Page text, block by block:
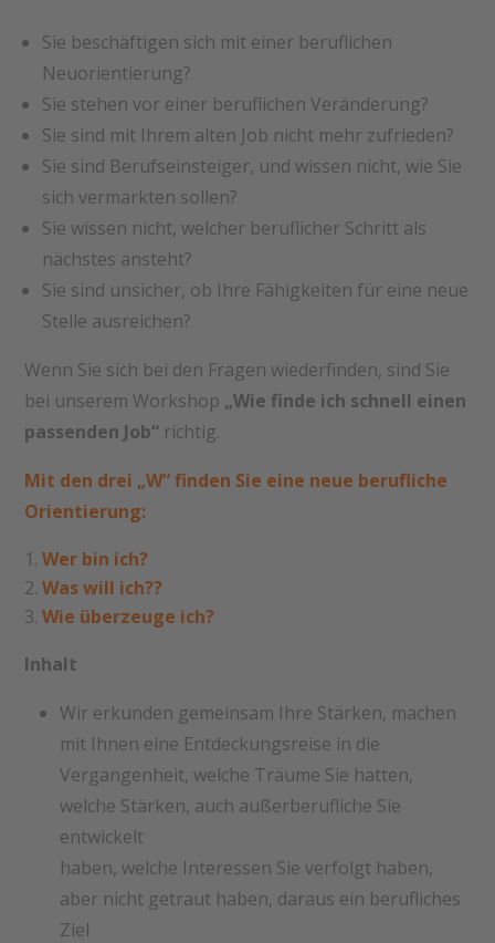
Sie beschäftigen sich mit einer beruflichen
Neuorientierung?
Sie stehen vor einer beruflichen Veränderung?
Sie sind mit Ihrem alten Job nicht mehr zufrieden?
Sie sind Berufseinsteiger, und wissen nicht, wie Sie
sich vermarkten sollen?
Sie wissen nicht, welcher beruflicher Schritt als
nächstes ansteht?
Sie sind unsicher, ob Ihre Fähigkeiten für eine neue
Stelle ausreichen?
Wenn Sie sich bei den Fragen wiederfinden, sind Sie
bei unserem Workshop „Wie finde ich schnell einen
passenden Job“ richtig.
Mit den drei „W“ finden Sie eine neue berufliche
Orientierung:
Wer bin ich?
Was will ich??
Wie überzeuge ich?
Inhalt
Wir erkunden gemeinsam Ihre Stärken, machen
mit Ihnen eine Entdeckungsreise in die
Vergangenheit, welche Träume Sie hatten,
welche Stärken, auch außerberufliche Sie
entwickelt
haben, welche Interessen Sie verfolgt haben,
aber nicht getraut haben, daraus ein berufliches
Ziel